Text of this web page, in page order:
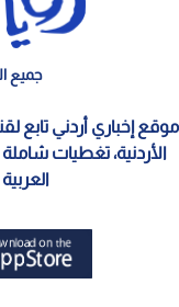
جميع
موقع إخباري أردني تابع
الأردنية، تغطيات